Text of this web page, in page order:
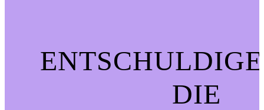
DIE